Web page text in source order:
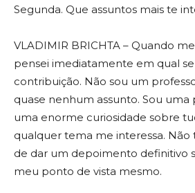
Segunda. Que assuntos mais te
VLADIMIR BRICHTA – Quando
pensei imediatamente em qual
contribuição. Não sou um
quase nenhum assunto. Sou uma
uma enorme curiosidade sobre
qualquer tema me interessa.
de dar um depoimento definitivo
meu ponto de vista mesmo.